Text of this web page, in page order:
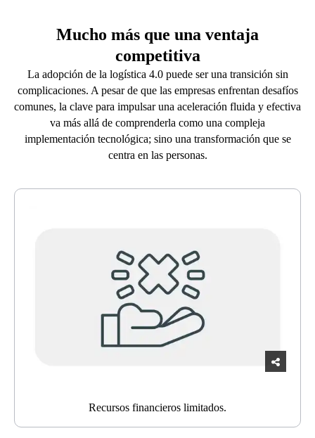
Mucho más que una ventaja
competitiva
La adopción de la logística 4.0 puede ser una transición sin
complicaciones. A pesar de que las empresas enfrentan desafíos
comunes, la clave para impulsar una aceleración fluida y efectiva
va más allá de comprenderla como una compleja
implementación tecnológica; sino una transformación que se
centra en las personas.
Recursos financieros limitados.